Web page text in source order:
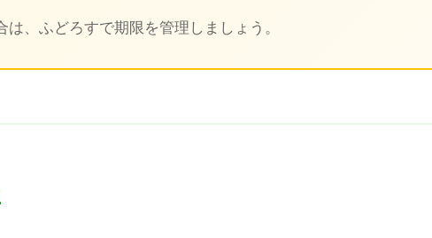
、ふどろすで期限を管理しましょう。